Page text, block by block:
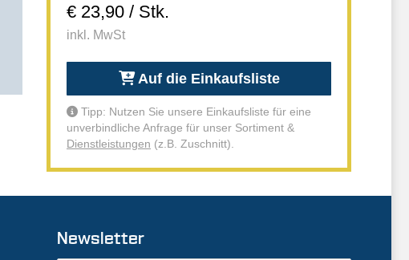
€ 23,90 / Stk.
inkl. MwSt
Auf die Einkaufsliste
Tipp: Nutzen Sie unsere Einkaufsliste für eine
unverbindliche Anfrage für unser Sortiment &
Dienstleistungen (z.B. Zuschnitt).
Newsletter